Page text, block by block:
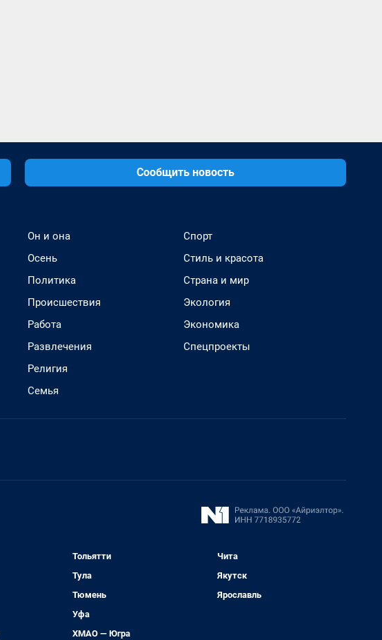
Сообщить новость
Он и она
Осень
Политика
Происшествия
Работа
Развлечения
Религия
Семья
Спорт
Стиль и красота
Страна и мир
Экология
Экономика
Спецпроекты
Тольятти
Тула
Тюмень
Уфа
ХМАО — Югра
Чита
Якутск
Ярославль